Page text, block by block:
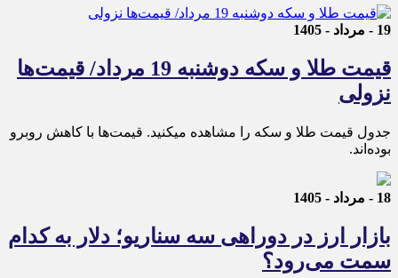
19 - مرداد - 1405
قیمت طلا و سکه دوشنبه 19 مرداد/ قیمت‌ها
نزولی
جدول قیمت طلا و سکه را مشاهده میکنید. قیمت‌ها با کاهش روبرو
بوده‌اند.
18 - مرداد - 1405
بازار ارز در دوراهی سه سناریو؛ دلار به کدام
سمت می‌رود؟